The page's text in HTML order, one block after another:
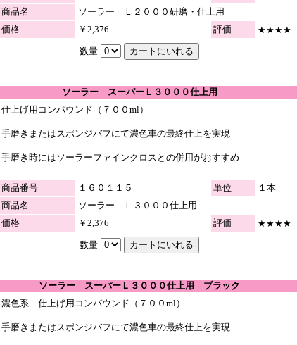
商品名
ソーラー Ｌ２０００研磨・仕上用
価格
￥2,376 評価
★★★★
数量
ソーラー スーパーＬ３０００仕上用
仕上げ用コンパウンド（７００ml）
手磨きまたはスポンジバフにて濃色車の最終仕上を実現
手磨き時にはソーラーファインクロスとの併用がおすすめ
商品番号 １６０１１５ 単位
１本
商品名
ソーラー Ｌ３０００仕上用
価格
￥2,376 評価
★★★★
数量
ソーラー スーパーＬ３０００仕上用 ブラック
濃色系 仕上げ用コンパウンド（７００ml）
手磨きまたはスポンジバフにて濃色車の最終仕上を実現